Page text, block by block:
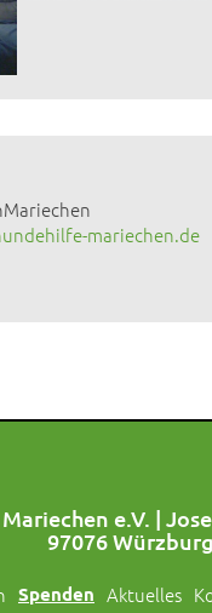
mariechen.de
e.V. |
97076 Würzburg
Spenden Aktuelles